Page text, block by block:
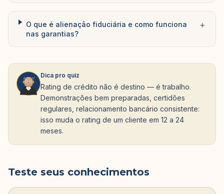
O que é alienação fiduciária e como funciona
nas garantias?
+
Dica pro quiz
Rating de crédito não é destino — é trabalho.
Demonstrações bem preparadas, certidões
regulares, relacionamento bancário consistente:
isso muda o rating de um cliente em 12 a 24
meses.
Teste seus conhecimentos